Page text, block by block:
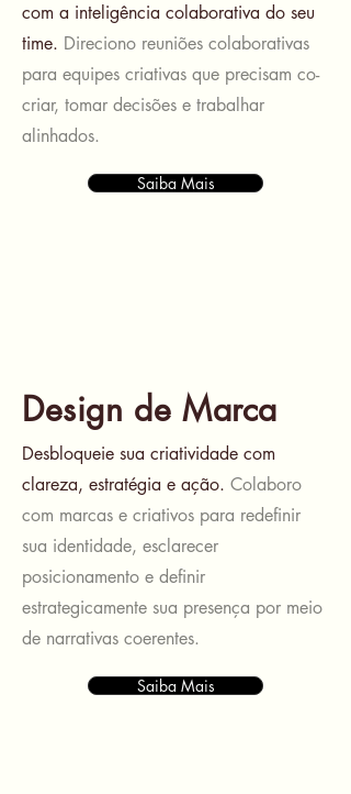
com a inteligência colaborativa do seu
time. Direciono reuniões colaborativas
para equipes criativas que precisam co-
criar, tomar decisões e trabalhar
alinhados.
Saiba Mais
Design de Marca
Desbloqueie sua criatividade com
clareza, estratégia e ação. Colaboro
com marcas e criativos para redefinir
sua identidade, esclarecer
posicionamento e definir
estrategicamente sua presença por meio
de narrativas coerentes.
Saiba Mais